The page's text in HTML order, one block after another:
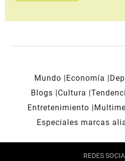
Mundo Economía
Blogs
Cultura
Entretenimiento
Especiales marcas
REDES